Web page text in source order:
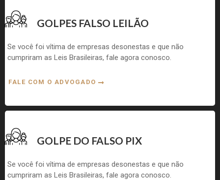
GOLPES FALSO LEILÃO
Se você foi vítima de empresas desonestas e que não
cumpriram as Leis Brasileiras, fale agora conosco.
FALE COM O ADVOGADO
GOLPE DO FALSO PIX
Se você foi vítima de empresas desonestas e que não
cumpriram as Leis Brasileiras, fale agora conosco.